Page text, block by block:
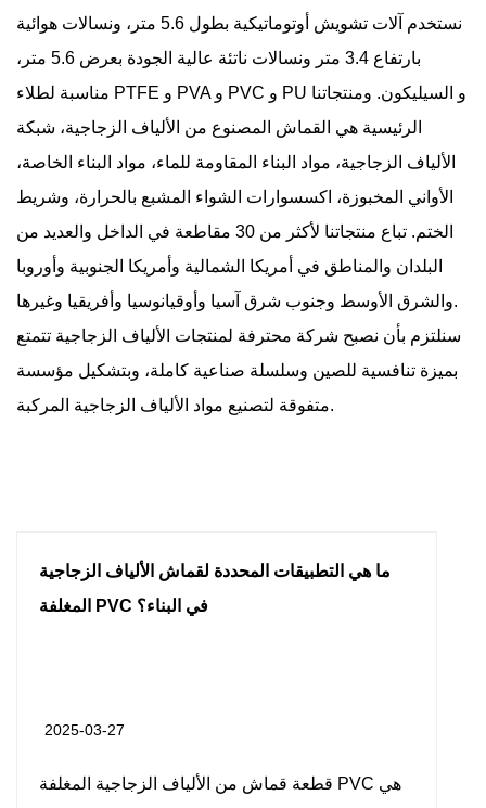
نستخدم آلات تشويش أوتوماتيكية بطول 5.6 متر، ونسالات هوائية
بارتفاع 3.4 متر ونسالات ناتئة عالية الجودة بعرض 5.6 متر،
مناسبة لطلاء PTFE و PVA و PVC و PU و السيليكون. ومنتجاتنا
الرئيسية هي القماش المصنوع من الألياف الزجاجية، شبكة
الألياف الزجاجية، مواد البناء المقاومة للماء، مواد البناء الخاصة،
الأواني المخبوزة، اكسسوارات الشواء المشبع بالحرارة، وشريط
الختم. تباع منتجاتنا لأكثر من 30 مقاطعة في الداخل والعديد من
البلدان والمناطق في أمريكا الشمالية وأمريكا الجنوبية وأوروبا
والشرق الأوسط وجنوب شرق آسيا وأوقيانوسيا وأفريقيا وغيرها.
سنلتزم بأن نصبح شركة محترفة لمنتجات الألياف الزجاجية تتمتع
بميزة تنافسية للصين وسلسلة صناعية كاملة، وبتشكيل مؤسسة
متفوقة لتصنيع مواد الألياف الزجاجية المركبة.
ما هي التطبيقات المحددة لقماش الألياف الزجاجية
المغلفة PVC في البناء؟
2025-03-27
قطعة قماش من الألياف الزجاجية المغلفة PVC هي